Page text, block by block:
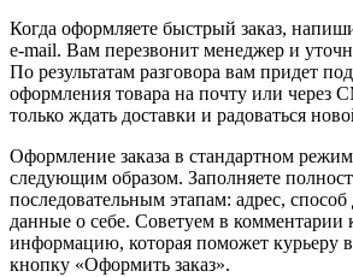
Когда оформляете быстрый заказ,
e-mail. Вам перезвонит менеджер и
По результатам разговора вам придет
оформления товара на почту или через
только ждать доставки и радоваться
Оформление заказа в стандартном
следующим образом. Заполняете
последовательным этапам: адрес,
данные о себе. Советуем в комментарии
информацию, которая поможет курьеру
кнопку «Оформить заказ».